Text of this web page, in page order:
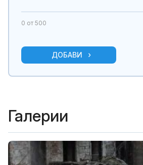
0 от 500
ДОБАВИ
Галерии